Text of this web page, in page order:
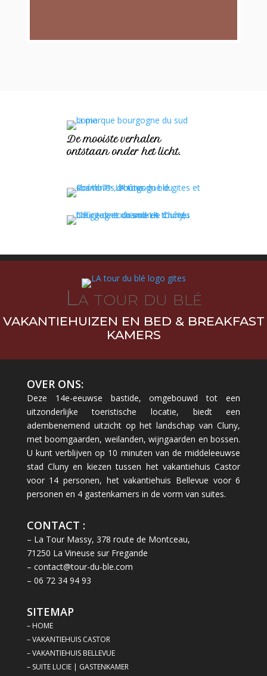
De mooiste verhalen
ontstaan onder het licht.
La tour du blé
VAKANTIEHUIZEN EN BED & BREAKFAST
KAMERS
OVER ONS:
Deze 14e-eeuwse bastide, omgebouwd tot een
uitzonderlijke toeristische locatie, biedt een
adembenemend uitzicht op het landschap van Cluny,
met boomgaarden, weilanden, wijngaarden en bossen.
U kunt verblijven op 10 minuten van de middeleeuwse
stad Cluny en kiezen tussen het vakantiehuis Castor
voor 14 personen, het vakantiehuis Bellevue voor 6
personen en 4 gastenkamers in de vorm van suites.
CONTACT :
– La Tour Massy, 378 route de Montceau,
71250 La Vineuse sur Fregande
– contact@tour-du-ble.com
– 06 72 34 94 93
SITEMAP
– HOME
– VAKANTIEHUIS CASTOR
– VAKANTIEHUIS BELLEVUE
– SUITE LUCIE | GASTENKAMER